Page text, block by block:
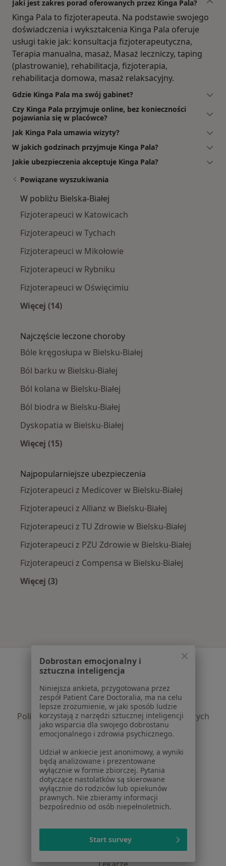
Jaki jest zakres porad oferowanych przez Kinga Pala?
Kinga Pala to fizjoterapeuta. Na podstawie swojego
doświadczenia i wykształcenia Kinga Pala oferuje
usługi takie jak: konsultacja fizjoterapeutyczna,
Terapia manualna, masaż, Masaż leczniczy, taping
(plastrowanie), rehabilitacja, fizjoterapia,
rehabilitacja domowa, masaż relaksacyjny.
Gdzie Kinga Pala ma swój gabinet?
Czy Kinga Pala przyjmuje online, bez konieczności
pojawiania się w placówce?
Jak Kinga Pala umawia wizyty?
W jakich godzinach przyjmuje Kinga Pala?
Jakie ubezpieczenia akceptuje Kinga Pala?
Powiązane wyszukiwania
W pobliżu Bielska-Białej
Fizjoterapeuci w Katowicach
Fizjoterapeuci w Tychach
Fizjoterapeuci w Mikołowie
Fizjoterapeuci w Rybniku
Fizjoterapeuci w Oświęcimiu
Więcej (14)
Najczęście leczone choroby
Bóle kręgosłupa w Bielsku-Białej
Ból barku w Bielsku-Białej
Ból kolana w Bielsku-Białej
Ból biodra w Bielsku-Białej
Dyskopatia w Bielsku-Białej
Więcej (15)
Najpopularniejsze ubezpieczenia
Fizjoterapeuci z Medicover w Bielsku-Białej
Fizjoterapeuci z Allianz w Bielsku-Białej
Fizjoterapeuci z TU Zdrowie w Bielsku-Białej
Fizjoterapeuci z PZU Zdrowie w Bielsku-Białej
Fizjoterapeuci z Compensa w Bielsku-Białej
Więcej (3)
Serwis
Polityka prywatności pacjentów
Polityka prywatności profesjonalistów
Polityka prywatności dla profesjonalistów, których
dane pozyskaliśmy samodzielnie
Polityka cookies
Jak działają wyniki wyszukiwania
Dostępność
O nas
Praca Rekrutujemy!
Partnerzy
Centrum prasowe
Dla pacjentów
Dobrostan emocjonalny i
sztuczna inteligencja
Niniejsza ankieta, przygotowana przez
zespół Patient Care Doctoralia, ma na celu
lepsze zrozumienie, w jaki sposób ludzie
korzystają z narzędzi sztucznej inteligencji
jako wsparcia dla swojego dobrostanu
emocjonalnego i zdrowia psychicznego.
Udział w ankiecie jest anonimowy, a wyniki
będą analizowane i prezentowane
wyłącznie w formie zbiorczej. Pytania
dotyczące nastolatków są skierowane
wyłącznie do rodziców lub opiekunów
prawnych. Nie zbieramy informacji
bezpośrednio od osób niepełnoletnich.
Start survey